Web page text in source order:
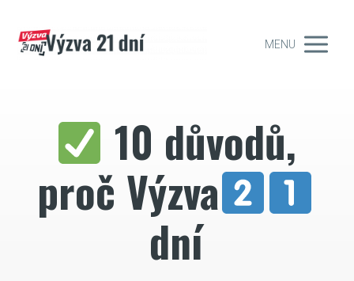
MENU
10 důvodů,
proč Výzva
dní